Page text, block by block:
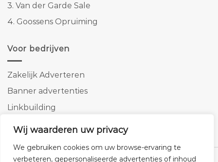
Wij waarderen uw privacy
We gebruiken cookies om uw browse-ervaring te
verbeteren, gepersonaliseerde advertenties of inhoud
3. Van der Garde Sale
4. Goossens Opruiming
Voor bedrijven
Zakelijk Adverteren
Banner advertenties
Linkbuilding
SEO copywriting